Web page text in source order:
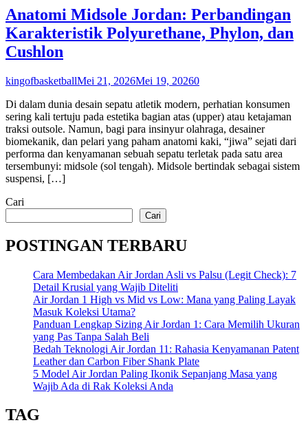
Anatomi Midsole Jordan: Perbandingan
Karakteristik Polyurethane, Phylon, dan
Cushlon
kingofbasketballMei 21, 2026Mei 19, 20260
Di dalam dunia desain sepatu atletik modern, perhatian konsumen
sering kali tertuju pada estetika bagian atas (upper) atau ketajaman
traksi outsole. Namun, bagi para insinyur olahraga, desainer
biomekanik, dan pelari yang paham anatomi kaki, “jiwa” sejati dari
performa dan kenyamanan sebuah sepatu terletak pada satu area
tersembunyi: midsole (sol tengah). Midsole bertindak sebagai sistem
suspensi, […]
Cari
Cari
POSTINGAN TERBARU
Cara Membedakan Air Jordan Asli vs Palsu (Legit Check): 7
Detail Krusial yang Wajib Diteliti
Air Jordan 1 High vs Mid vs Low: Mana yang Paling Layak
Masuk Koleksi Utama?
Panduan Lengkap Sizing Air Jordan 1: Cara Memilih Ukuran
yang Pas Tanpa Salah Beli
Bedah Teknologi Air Jordan 11: Rahasia Kenyamanan Patent
Leather dan Carbon Fiber Shank Plate
5 Model Air Jordan Paling Ikonik Sepanjang Masa yang
Wajib Ada di Rak Koleksi Anda
TAG